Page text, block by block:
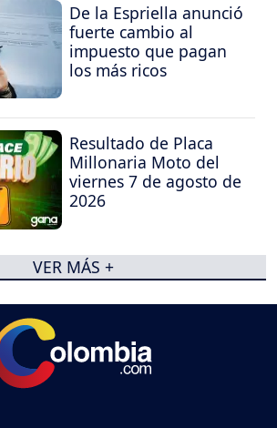
De la Espriella anunció
fuerte cambio al
impuesto que pagan
los más ricos
Resultado de Placa
Millonaria Moto del
viernes 7 de agosto de
2026
VER MÁS +